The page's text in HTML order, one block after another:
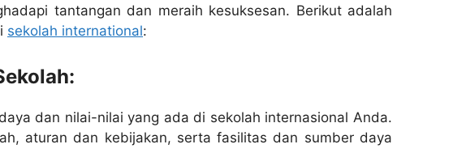
tantangan dan meraih kesuksesan. Berikut adalah
sekolah international:
dan nilai-nilai yang ada di sekolah internasional Anda.
aturan dan kebijakan, serta fasilitas dan sumber daya